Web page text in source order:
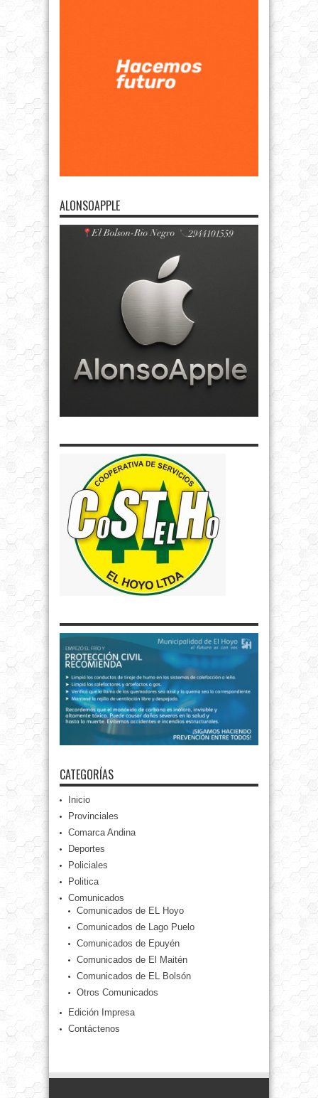
ALONSOAPPLE
CATEGORÍAS
Inicio
Provinciales
Comarca Andina
Deportes
Policiales
Politica
Comunicados
Comunicados de EL Hoyo
Comunicados de Lago Puelo
Comunicados de Epuyén
Comunicados de El Maitén
Comunicados de EL Bolsón
Otros Comunicados
Edición Impresa
Contáctenos